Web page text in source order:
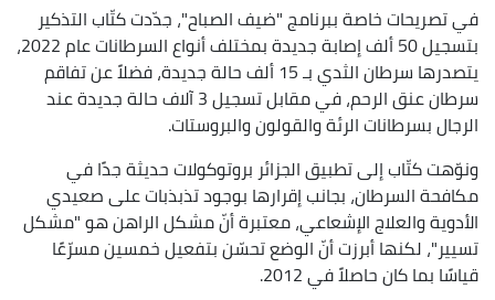
في تصريحات خاصة ببرنامج "ضيف الصباح"، جدّدت كتّاب التذكير
بتسجيل 50 ألف إصابة جديدة بمختلف أنواع السرطانات عام 2022،
يتصدرها سرطان الثدي بـ 15 ألف حالة جديدة، فضلاً عن تفاقم
سرطان عنق الرحم، في مقابل تسجيل 3 آلاف حالة جديدة عند
الرجال بسرطانات الرئة والقولون والبروستات.
ونوّهت كتّاب إلى تطبيق الجزائر بروتوكولات حديثة جدًا في
مكافحة السرطان، بجانب إقرارها بوجود تذبذبات على صعيدي
الأدوية والعلاج الإشعاعي، معتبرة أنّ مشكل الراهن هو "مشكل
تسيير"، لكنها أبرزت أنّ الوضع تحسّن بتفعيل خمسين مسرّعًا
قياسًا بما كان حاصلاً في 2012.